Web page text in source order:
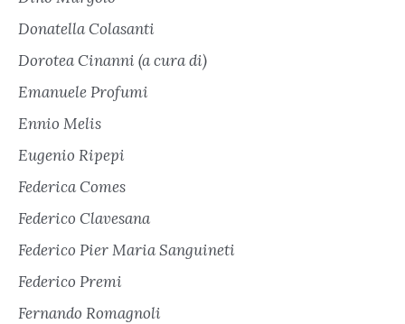
Donatella Colasanti
Dorotea Cinanni (a cura di)
Emanuele Profumi
Ennio Melis
Eugenio Ripepi
Federica Comes
Federico Clavesana
Federico Pier Maria Sanguineti
Federico Premi
Fernando Romagnoli